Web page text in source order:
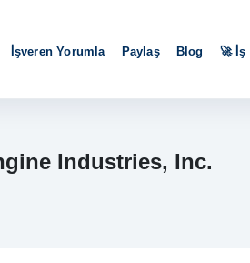
İşveren Yorumla Paylaş Blog 🚀 İş
Industries, Inc.